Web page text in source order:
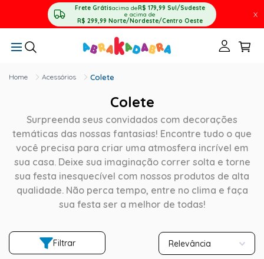
Frete Grátisacima deR$ 179,99 Sul/Sudeste
e acima de
R$ 299,99 Norte/Nordeste/Centro Oeste
X
Acessórios Colete
Colete
Surpreenda seus convidados com decorações
temáticas das nossas fantasias! Encontre tudo o que
você precisa para criar uma atmosfera incrível em
sua casa. Deixe sua imaginação correr solta e torne
sua festa inesquecível com nossos produtos de alta
qualidade. Não perca tempo, entre no clima e faça
sua festa ser a melhor de todas!
Filtrar Relevância